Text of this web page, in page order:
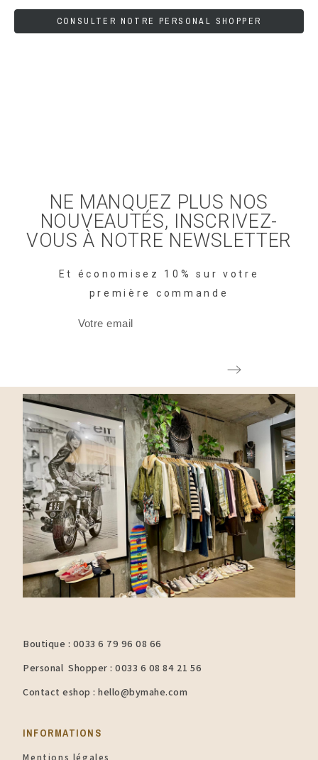
CONSULTER NOTRE PERSONAL SHOPPER
NE MANQUEZ PLUS NOS
NOUVEAUTÉS, INSCRIVEZ-
VOUS À NOTRE NEWSLETTER
Et économisez 10% sur votre
première commande
Boutique : 0033 6 79 96 08 66
Personal Shopper : 0033 6 08 84 21 56
Contact eshop : hello@bymahe.com
INFORMATIONS​